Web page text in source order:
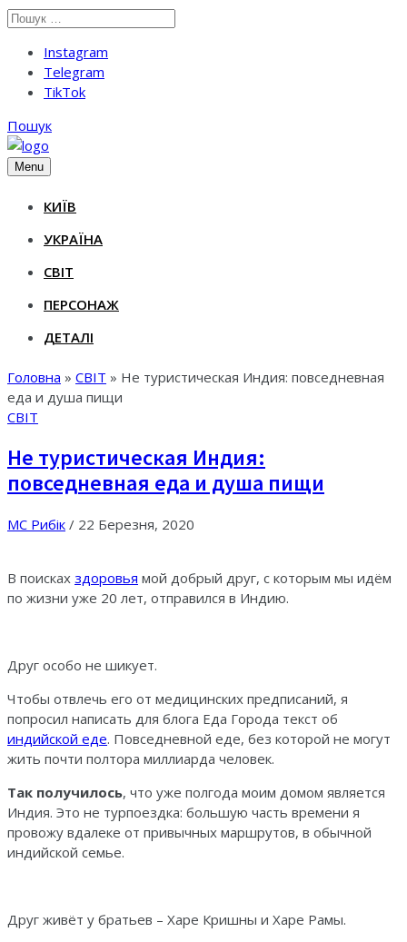
Instagram
Telegram
TikTok
Пошук
Menu
КИЇВ
УКРАЇНА
СВІТ
ПЕРСОНАЖ
ДЕТАЛІ
Головна » СВІТ » Не туристическая Индия: повседневная
еда и душа пищи
СВІТ
Не туристическая Индия:
повседневная еда и душа пищи
МС Рибік / 22 Березня, 2020
В поисках здоровья мой добрый друг, с которым мы идём
по жизни уже 20 лет, отправился в Индию.
Друг особо не шикует.
Чтобы отвлечь его от медицинских предписаний, я
попросил написать для блога Еда Города текст об
индийской еде. Повседневной еде, без которой не могут
жить почти полтора миллиарда человек.
Так получилось, что уже полгода моим домом является
Индия. Это не турпоездка: большую часть времени я
провожу вдалеке от привычных маршрутов, в обычной
индийской семье.
Друг живёт у братьев – Харе Кришны и Харе Рамы.